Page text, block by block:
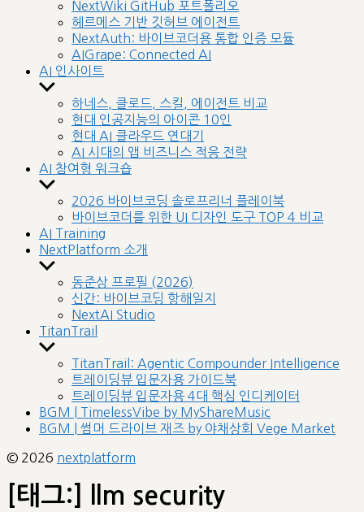
NextWiki GitHub 포트폴리오
헤르메스 기반 깃허브 에이전트
NextAuth: 바이브코더용 통합 인증 모듈
AIGrape: Connected AI
AI 인사이트
Show
sub
menu
하네스, 클로드, 스킬, 에이전트 비교
현대 인공지능의 아이콘 10인
현대 AI 클라우드 연대기
AI 시대의 앱 비즈니스 적응 전략
AI 참여형 워크숍
Show
sub
menu
2026 바이브코딩 솔로프리너 플레이북
바이브코더를 위한 UI 디자인 도구 TOP 4 비교
AI Training
NextPlatform 소개
Show
sub
menu
동준상 프로필 (2026)
신간: 바이브코딩 항해일지
NextAI Studio
TitanTrail
Show
sub
menu
TitanTrail: Agentic Compounder Intelligence
트레이딩뷰 입문자용 가이드북
트레이딩뷰 입문자용 4대 핵심 인디케이터
BGM | TimelessVibe by MyShareMusic
BGM | 썸머 드라이브 재즈 by 야채상회 Vege Market
© 2026 nextplatform
[태그:] llm security